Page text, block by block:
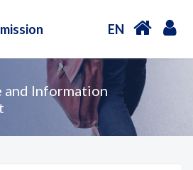
EN
and Information